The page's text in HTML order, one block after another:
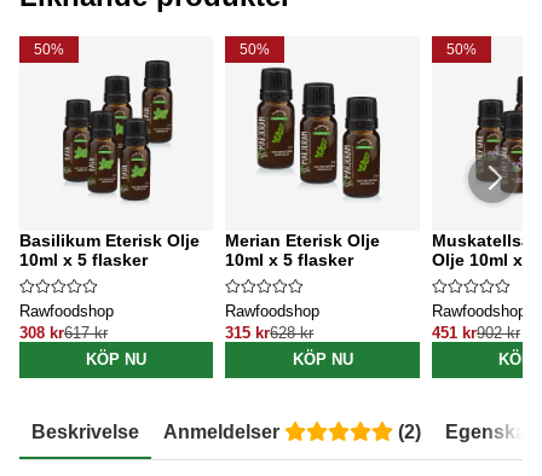
50%
Basilikum Eterisk Olje
10ml x 5 flasker
Rawfoodshop
308 kr617 kr
KÖP NU
50%
Merian Eterisk Olje
10ml x 5 flasker
Rawfoodshop
315 kr628 kr
KÖP NU
50%
Olje 10ml x
Rawfoodshop
451 kr902 kr
KÖP
Beskrivelse Anmeldelser (2)